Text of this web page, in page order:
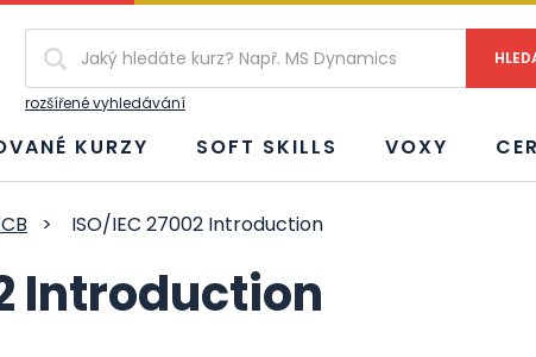
rozšířené vyhledávání
KURZY SOFT SKILLS VOXY
> ISO/IEC 27002 Introduction
Introduction